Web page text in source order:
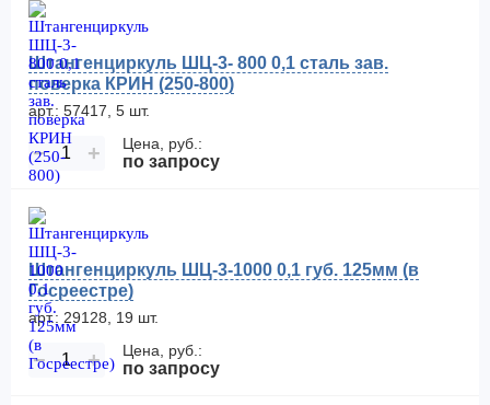
Штангенциркуль ШЦ-3- 800 0,1 сталь зав.
поверка КРИН (250-800)
арт.: 57417, 5 шт.
− + Цена, руб.:
по запросу
Штангенциркуль ШЦ-3-1000 0,1 губ. 125мм (в
Госреестре)
арт.: 29128, 19 шт.
− + Цена, руб.:
по запросу